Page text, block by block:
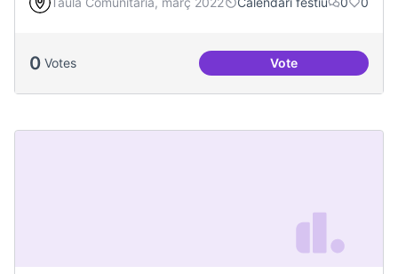
0 Votes VoteDinàmiques